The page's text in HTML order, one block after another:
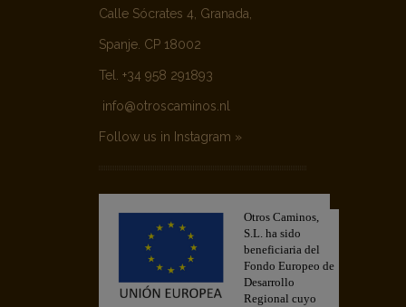
Calle Sócrates 4, Granada,
Spanje. CP 18002
Tel. +34 958 291893
info@otroscaminos.nl
Follow us in Instagram »
Otros Caminos,
S.L. ha sido
beneficiaria del
Fondo Europeo de
Desarrollo
Regional cuyo